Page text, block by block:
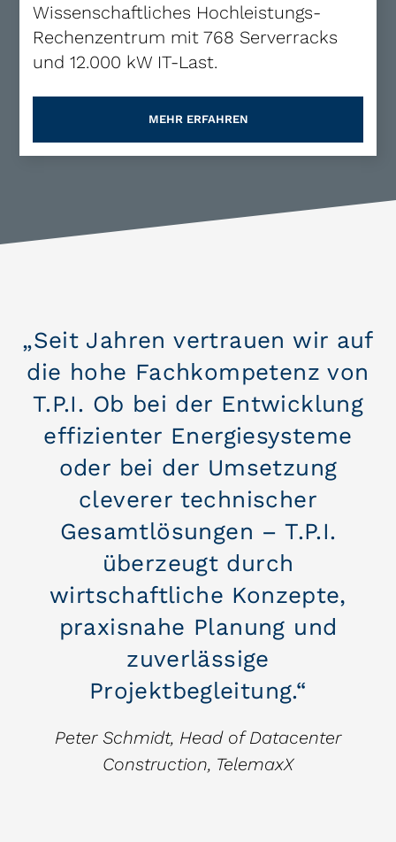
Wissenschaftliches Hochleistungs-
Rechenzentrum mit 768 Serverracks
und 12.000 kW IT-Last.
MEHR ERFAHREN
„Seit Jahren vertrauen wir auf
die hohe Fachkompetenz von
T.P.I. Ob bei der Entwicklung
effizienter Energiesysteme
oder bei der Umsetzung
cleverer technischer
Gesamtlösungen – T.P.I.
überzeugt durch
wirtschaftliche Konzepte,
praxisnahe Planung und
zuverlässige
Projektbegleitung.“
Peter Schmidt, Head of Datacenter
Construction, TelemaxX